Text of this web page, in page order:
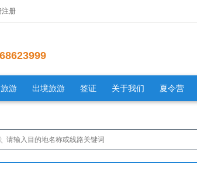
注册
游 出境旅游 签证 关于我们 夏令营